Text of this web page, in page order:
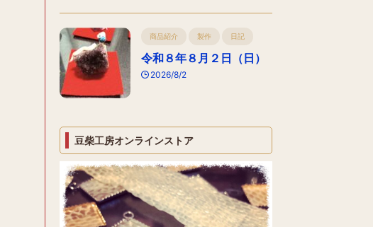
商品紹介 製作 日記
令和８年８月２日（日）
2026/8/2
豆柴工房オンラインストア